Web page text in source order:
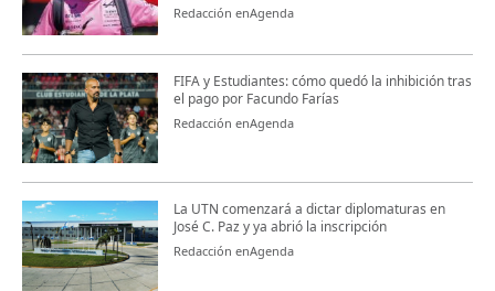
Redacción enAgenda
FIFA y Estudiantes: cómo quedó la inhibición tras
el pago por Facundo Farías
Redacción enAgenda
La UTN comenzará a dictar diplomaturas en
José C. Paz y ya abrió la inscripción
Redacción enAgenda